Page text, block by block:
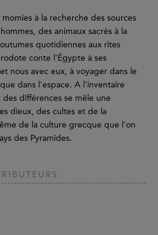
à la recherche des sources
des animaux sacrés à la
quotidiennes aux rites
conte l'Égypte à ses
nous avec eux, à voyager dans le
dans l'espace. A l'inventaire
différences se mêle une
dieux, des cultes et de la
de la culture grecque que l'on
des Pyramides.